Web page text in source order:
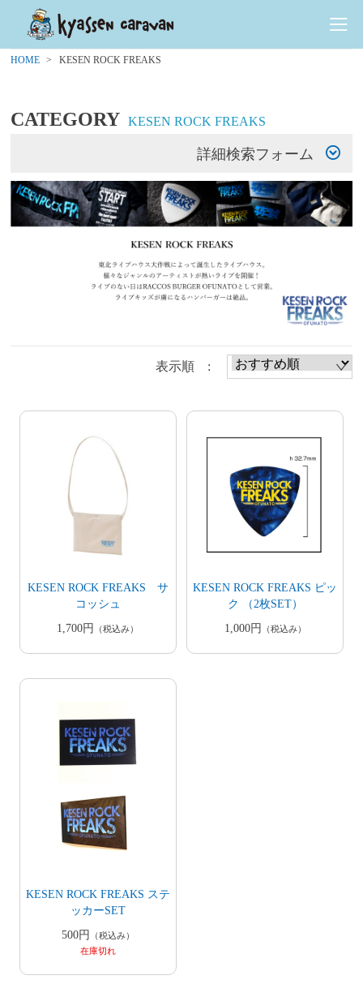
HOME KESEN ROCK FREAKS
CATEGORY KESEN ROCK FREAKS
詳細検索フォーム
表示順 :
KESEN ROCK FREAKS サ
コッシュ
1,700円
（税込み）
KESEN ROCK FREAKS ピッ
ク （2枚SET）
1,000円
（税込み）
KESEN ROCK FREAKS ステ
ッカーSET
500円
（税込み）
在庫切れ